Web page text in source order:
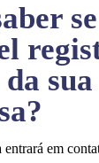
sua
entrará em